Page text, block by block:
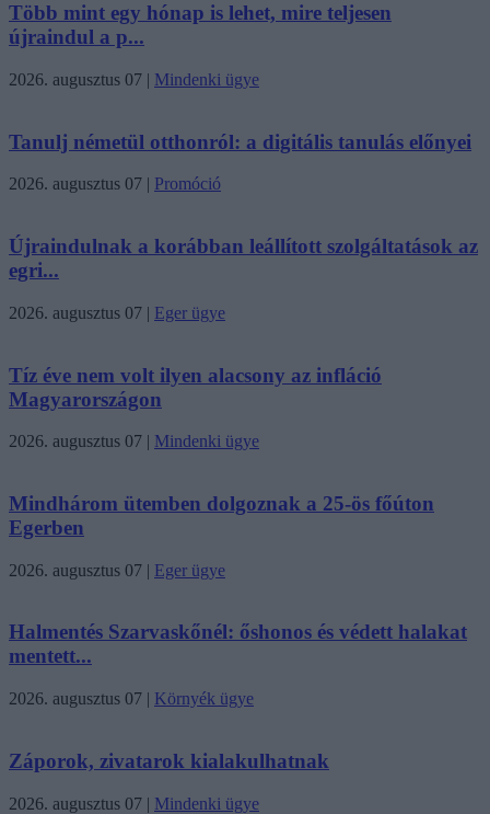
Több mint egy hónap is lehet, mire teljesen
újraindul a p...
2026. augusztus 07 | Mindenki ügye
Tanulj németül otthonról: a digitális tanulás előnyei
2026. augusztus 07 | Promóció
Újraindulnak a korábban leállított szolgáltatások az
egri...
2026. augusztus 07 | Eger ügye
Tíz éve nem volt ilyen alacsony az infláció
Magyarországon
2026. augusztus 07 | Mindenki ügye
Mindhárom ütemben dolgoznak a 25-ös főúton
Egerben
2026. augusztus 07 | Eger ügye
Halmentés Szarvaskőnél: őshonos és védett halakat
mentett...
2026. augusztus 07 | Környék ügye
Záporok, zivatarok kialakulhatnak
2026. augusztus 07 | Mindenki ügye